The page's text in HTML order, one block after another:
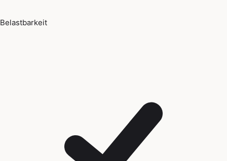
Belastbarkeit